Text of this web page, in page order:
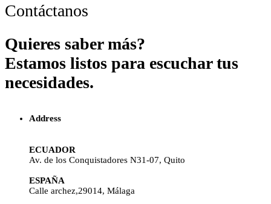
Contáctanos
Quieres saber más?
Estamos listos para escuchar tus
necesidades.
Address
ECUADOR
Av. de los Conquistadores N31-07, Quito
ESPAÑA
Calle archez,29014, Málaga